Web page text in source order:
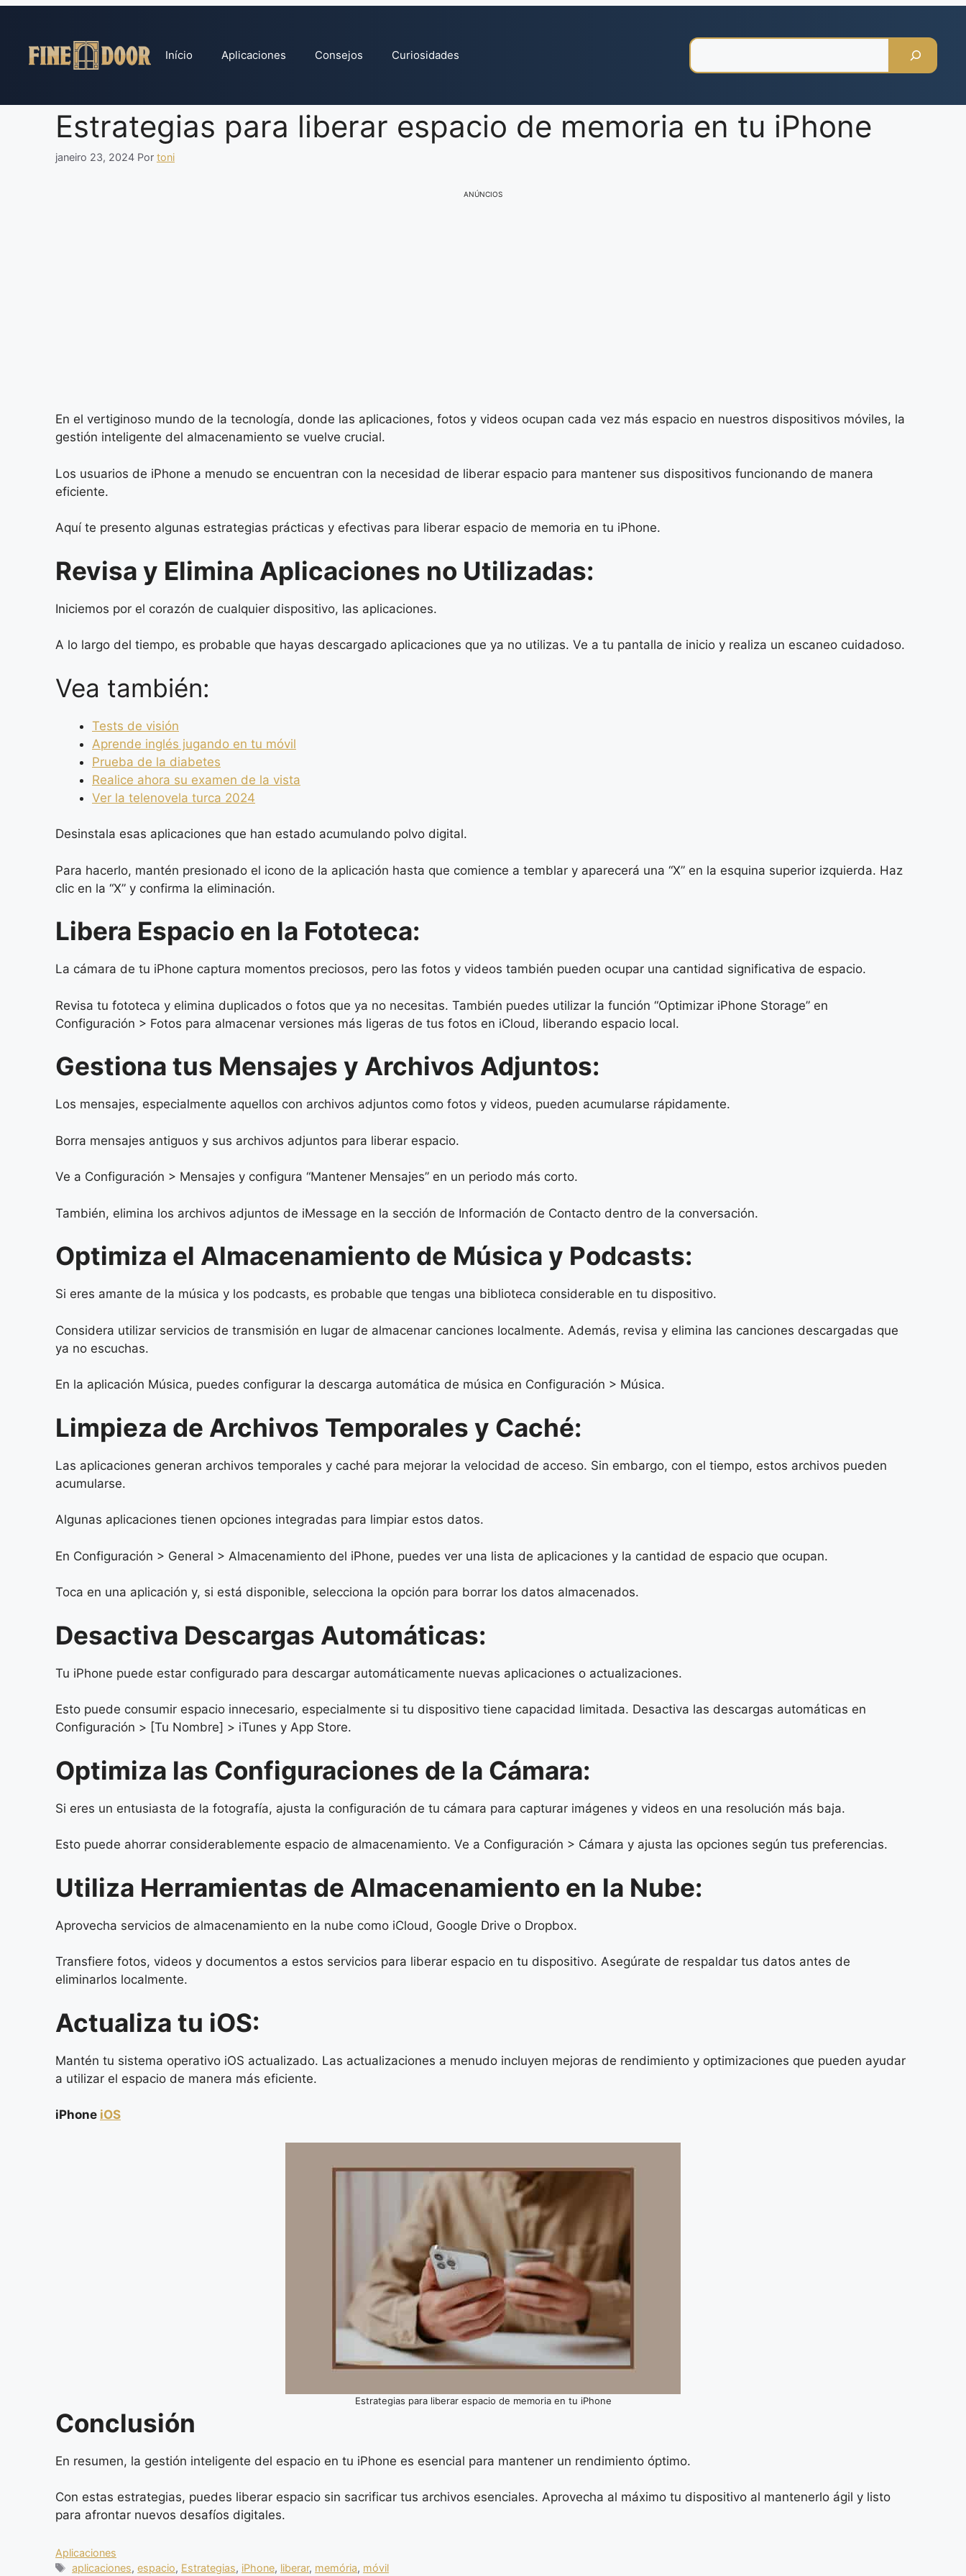
conteúdo
Início Aplicaciones Consejos Curiosidades
Estrategias para liberar espacio de memoria en tu iPhone
janeiro 23, 2024 Por toni
ANÚNCIOS
En el vertiginoso mundo de la tecnología, donde las aplicaciones, fotos y videos ocupan cada vez más espacio en nuestros dispositivos móviles, la
gestión inteligente del almacenamiento se vuelve crucial.
Los usuarios de iPhone a menudo se encuentran con la necesidad de liberar espacio para mantener sus dispositivos funcionando de manera
eficiente.
Aquí te presento algunas estrategias prácticas y efectivas para liberar espacio de memoria en tu iPhone.
Revisa y Elimina Aplicaciones no Utilizadas:
Iniciemos por el corazón de cualquier dispositivo, las aplicaciones.
A lo largo del tiempo, es probable que hayas descargado aplicaciones que ya no utilizas. Ve a tu pantalla de inicio y realiza un escaneo cuidadoso.
Vea también:
Tests de visión
Aprende inglés jugando en tu móvil
Prueba de la diabetes
Realice ahora su examen de la vista
Ver la telenovela turca 2024
Desinstala esas aplicaciones que han estado acumulando polvo digital.
Para hacerlo, mantén presionado el icono de la aplicación hasta que comience a temblar y aparecerá una “X” en la esquina superior izquierda. Haz
clic en la “X” y confirma la eliminación.
Libera Espacio en la Fototeca:
La cámara de tu iPhone captura momentos preciosos, pero las fotos y videos también pueden ocupar una cantidad significativa de espacio.
Revisa tu fototeca y elimina duplicados o fotos que ya no necesitas. También puedes utilizar la función “Optimizar iPhone Storage” en
Configuración > Fotos para almacenar versiones más ligeras de tus fotos en iCloud, liberando espacio local.
Gestiona tus Mensajes y Archivos Adjuntos:
Los mensajes, especialmente aquellos con archivos adjuntos como fotos y videos, pueden acumularse rápidamente.
Borra mensajes antiguos y sus archivos adjuntos para liberar espacio.
Ve a Configuración > Mensajes y configura “Mantener Mensajes” en un periodo más corto.
También, elimina los archivos adjuntos de iMessage en la sección de Información de Contacto dentro de la conversación.
Optimiza el Almacenamiento de Música y Podcasts:
Si eres amante de la música y los podcasts, es probable que tengas una biblioteca considerable en tu dispositivo.
Considera utilizar servicios de transmisión en lugar de almacenar canciones localmente. Además, revisa y elimina las canciones descargadas que
ya no escuchas.
En la aplicación Música, puedes configurar la descarga automática de música en Configuración > Música.
Limpieza de Archivos Temporales y Caché:
Las aplicaciones generan archivos temporales y caché para mejorar la velocidad de acceso. Sin embargo, con el tiempo, estos archivos pueden
acumularse.
Algunas aplicaciones tienen opciones integradas para limpiar estos datos.
En Configuración > General > Almacenamiento del iPhone, puedes ver una lista de aplicaciones y la cantidad de espacio que ocupan.
Toca en una aplicación y, si está disponible, selecciona la opción para borrar los datos almacenados.
Desactiva Descargas Automáticas:
Tu iPhone puede estar configurado para descargar automáticamente nuevas aplicaciones o actualizaciones.
Esto puede consumir espacio innecesario, especialmente si tu dispositivo tiene capacidad limitada. Desactiva las descargas automáticas en
Configuración > [Tu Nombre] > iTunes y App Store.
Optimiza las Configuraciones de la Cámara:
Si eres un entusiasta de la fotografía, ajusta la configuración de tu cámara para capturar imágenes y videos en una resolución más baja.
Esto puede ahorrar considerablemente espacio de almacenamiento. Ve a Configuración > Cámara y ajusta las opciones según tus preferencias.
Utiliza Herramientas de Almacenamiento en la Nube:
Aprovecha servicios de almacenamiento en la nube como iCloud, Google Drive o Dropbox.
Transfiere fotos, videos y documentos a estos servicios para liberar espacio en tu dispositivo. Asegúrate de respaldar tus datos antes de
eliminarlos localmente.
Actualiza tu iOS:
Mantén tu sistema operativo iOS actualizado. Las actualizaciones a menudo incluyen mejoras de rendimiento y optimizaciones que pueden ayudar
a utilizar el espacio de manera más eficiente.
iPhone iOS
Estrategias para liberar espacio de memoria en tu iPhone
Conclusión
En resumen, la gestión inteligente del espacio en tu iPhone es esencial para mantener un rendimiento óptimo.
Con estas estrategias, puedes liberar espacio sin sacrificar tus archivos esenciales. Aprovecha al máximo tu dispositivo al mantenerlo ágil y listo
para afrontar nuevos desafíos digitales.
Categorias
Aplicaciones
Tags
aplicaciones,espacio, Estrategias, iPhone, liberar, memória, móvil